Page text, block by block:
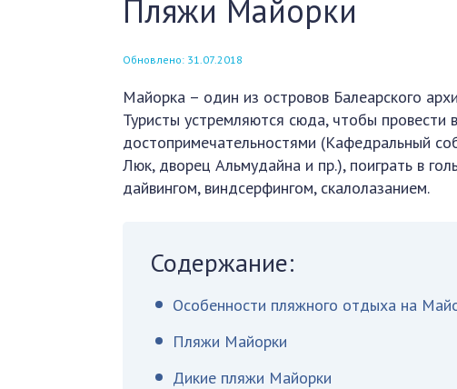
Пляжи Майорки
Обновлено: 31.07.2018
Майорка – один из островов Балеарского
Туристы устремляются сюда, чтобы
достопримечательностями (Кафедральный
Люк, дворец Альмудайна и пр.), поиграть в
дайвингом, виндсерфингом, скалолазанием.
Содержание:
Особенности пляжного отдыха на
Пляжи Майорки
Дикие пляжи Майорки